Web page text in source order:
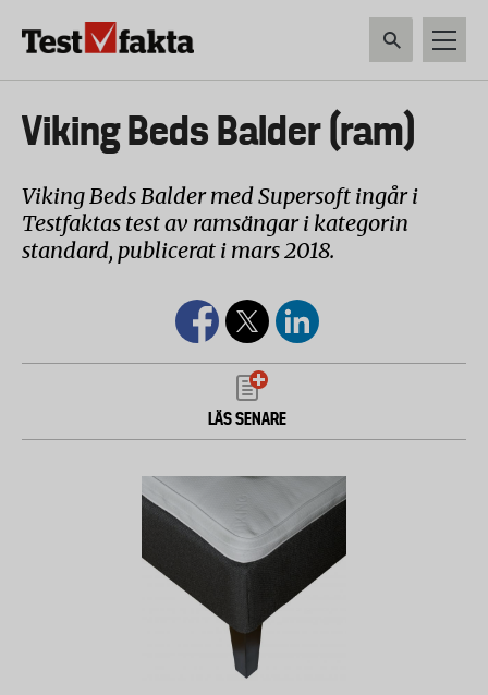
Huvudmeny
ny
VERKTYG &
Viking Beds Balder (ram)
Viking Beds Balder med Supersoft ingår i
Testfaktas test av ramsängar i kategorin
standard, publicerat i mars 2018.
LÄS SENARE